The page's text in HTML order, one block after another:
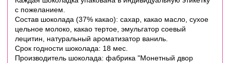
с пожеланием.
Состав шоколада (37% какао): сахар, какао масло, сухое
цельное молоко, какао тертое, эмульгатор соевый
лецитин, натуральный ароматизатор ваниль.
Срок годности шоколада: 18 мес.
Производитель шоколада: фабрика "Монетный двор